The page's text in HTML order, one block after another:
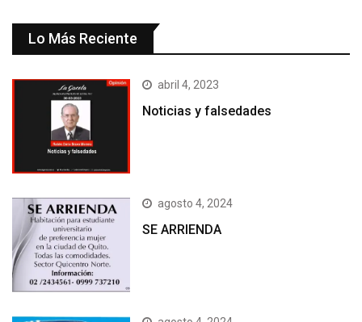
Lo Más Reciente
abril 4, 2023
Noticias y falsedades
agosto 4, 2024
SE ARRIENDA